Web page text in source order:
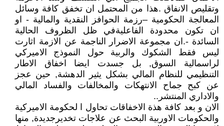
وتقليص الانفاق .هذا من المحتمل ان تخفق كافة وسائل
المعالجة الحكومية –رزمة الحوافز النقدية والمالية - او
ان تكون محدودة الفاعليةفي ظل الظروف الحالية
السائدة -.ان مجموعة الاضرار الناجمة عن الازمة اثارت
ليس فقط الشكوك والربية حول النموذج الاميركي
لراسمالية السوق, بل جسدت ايضا اخفاق الاطار
التنظيمي للنظام المالي بشكل يثير الدهشة, حين عجز
عن كبح جماح الانتهكات والمخالفات والفساد المالي
والاداري المنتشر..
الان و بعد كافة هذة الاخفاقات تحاول ا لحكومة الاميركية
والحكومات الاوربية البحث عن علاجات تخديرجديدة, منها